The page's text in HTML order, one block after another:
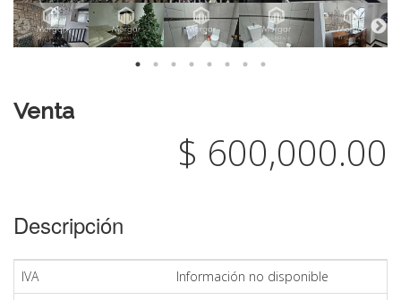
Venta
$ 600,000.00
Descripción
IVA
Información no disponible